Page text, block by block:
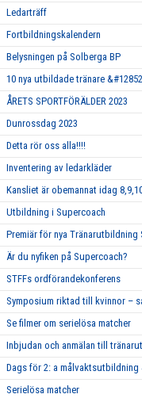
Ledarträff
Fortbildningskalendern
Belysningen på Solberga BP
10 nya utbildade tränare
ÅRETS SPORTFÖRÄLDER 2023
Dunrossdag 2023
Detta rör oss alla!!!!
Inventering av ledarkläder
Kansliet är obemannat idag
Utbildning i Supercoach
Premiär för nya Tränarutbildning
Är du nyfiken på Supercoach?
STFFs ordförandekonferens
Symposium riktad till kvinnor –
Se filmer om serielösa matcher
Inbjudan och anmälan till
Dags för 2: a målvaktsutbildning
Serielösa matcher